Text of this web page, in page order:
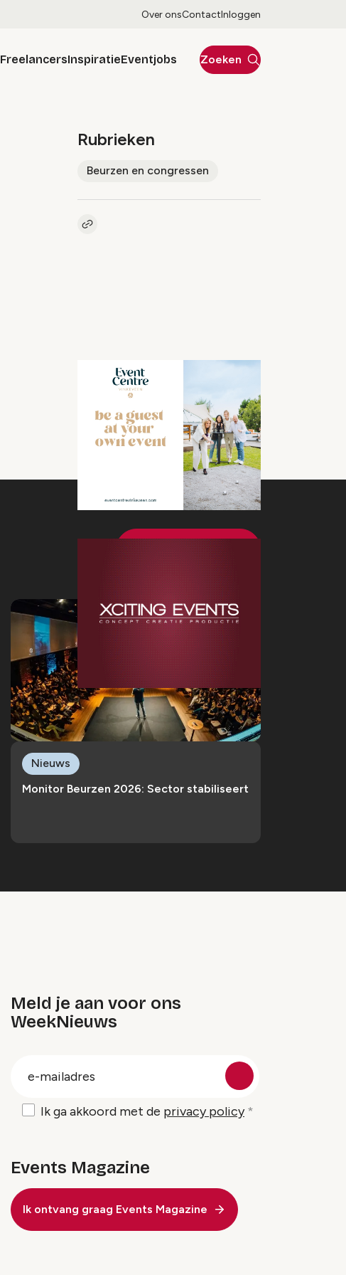
Over onsContactInloggen
FreelancersInspiratieEventjobs Zoeken
Rubrieken
Beurzen en congressen
Kopieer link naar artikel
Monitor Beurzen 2026: Sector stabiliseert
Nieuws
Meld je aan voor ons
WeekNieuws
Ik ga akkoord met de privacy policy
Events Magazine
Ik ontvang graag Events Magazine